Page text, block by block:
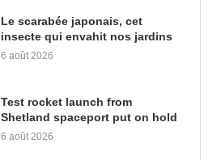
Le scarabée japonais, cet
insecte qui envahit nos jardins
6 août 2026
Test rocket launch from
Shetland spaceport put on hold
6 août 2026